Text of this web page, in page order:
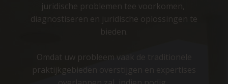
juridische problemen tee voorkomen,
diagnostiseren en juridische oplossingen te
bieden.
Omdat uw probleem vaak de traditionele
praktijkgebieden overstijgen en expertises